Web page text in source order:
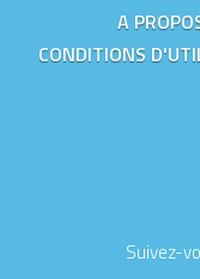
A
CONDITIONS
Suivez-